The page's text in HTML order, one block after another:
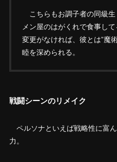
こちらもお調子者の同級生
メン屋のはがくれで食事し
変更がなければ、彼とは”魔
睦を深められる。
戦闘シーンのリメイク
ペルソナといえば戦略性に富
力。